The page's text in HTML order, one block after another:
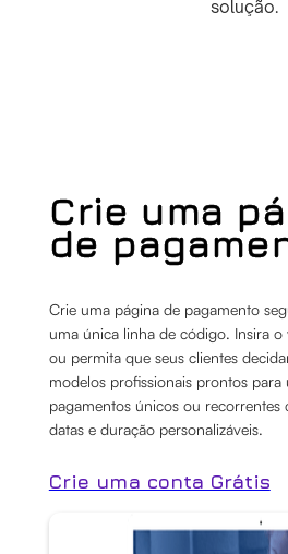
solução.
Crie uma
de
Crie uma página de pagamento
uma única linha de código. Insira
ou permita que seus clientes
modelos profissionais prontos
pagamentos únicos ou recorrentes
datas e duração personalizáveis.
Crie uma conta Grátis